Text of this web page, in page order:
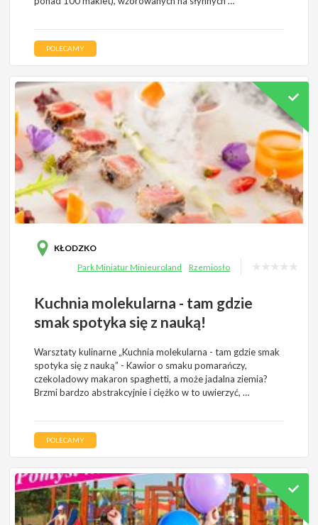
POLECAMY
KŁODZKO
Park Miniatur Minieuroland
Rzemiosło
Kuchnia molekularna - tam gdzie
smak spotyka się z nauką!
Warsztaty kulinarne „Kuchnia molekularna - tam gdzie smak
spotyka się z nauką” - Kawior o smaku pomarańczy,
czekoladowy makaron spaghetti, a może jadalna ziemia?
Brzmi bardzo abstrakcyjnie i ciężko w to uwierzyć, …
POLECAMY